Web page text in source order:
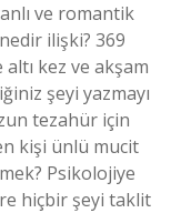
ve romantik
ilişki? 369
kez ve akşam
şeyi yazmayı
tezahür için
kişi ünlü mucit
Psikolojiye
hiçbir şeyi taklit